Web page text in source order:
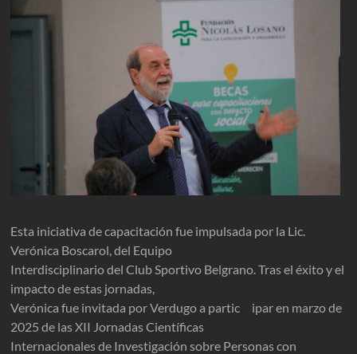
Esta iniciativa de capacitación fue impulsada por la Lic.
Verónica Boscarol, del Equipo
Interdisciplinario del Club Sportivo Belgrano. Tras el éxito y el
impacto de estas jornadas,
Verónica fue invitada por Verdugo a partic ipar en marzo de
2025 de las XII Jornadas Científicas
Internacionales de Investigación sobre Personas con